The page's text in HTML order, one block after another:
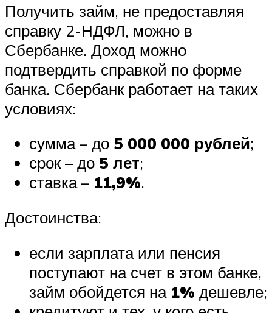
Получить займ, не предоставляя
справку 2-НДФЛ, можно в
Сбербанке. Доход можно
подтвердить справкой по форме
банка. Сбербанк работает на таких
условиях:
сумма – до 5 000 000 рублей;
срок – до 5 лет;
ставка – 11,9%.
Достоинства:
если зарплата или пенсия
поступают на счет в этом банке,
займ обойдется на 1% дешевле;